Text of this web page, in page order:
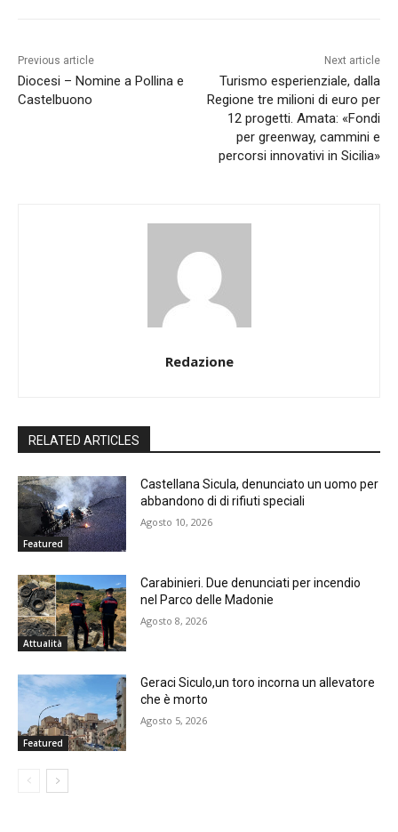
Previous article
Diocesi – Nomine a Pollina e
Castelbuono
Next article
Turismo esperienziale, dalla
Regione tre milioni di euro per
12 progetti. Amata: «Fondi
per greenway, cammini e
percorsi innovativi in Sicilia»
Redazione
RELATED ARTICLES
Featured
Castellana Sicula, denunciato un uomo per
abbandono di di rifiuti speciali
Agosto 10, 2026
Attualità
Carabinieri. Due denunciati per incendio
nel Parco delle Madonie
Agosto 8, 2026
Featured
Geraci Siculo,un toro incorna un allevatore
che è morto
Agosto 5, 2026